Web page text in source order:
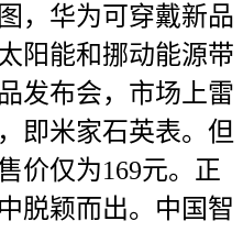
，华为可穿戴新品
阳能和挪动能源带
发布会，市场上雷
即米家石英表。但
价仅为169元。正
脱颖而出。中国智